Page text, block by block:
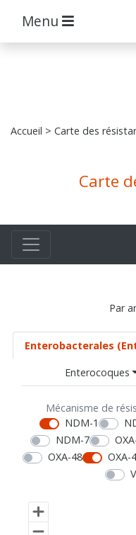
Menu
Accueil > Carte des
Carte
Par
Enterobacterales
Enterocoques
Mécanisme de
NDM-1
NDM-7
OXA-48
OXA-